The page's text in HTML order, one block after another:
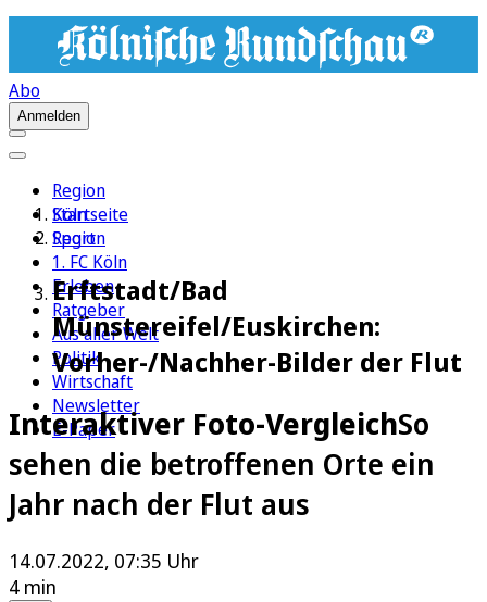
Abo
Anmelden
Region
Köln
Sport
1. FC Köln
Erleben
Ratgeber
Aus aller Welt
Politik
Wirtschaft
Newsletter
E-Paper
Startseite
Region
Erftstadt/Bad
Münstereifel/Euskirchen:
Vorher-/Nachher-Bilder der Flut
Interaktiver Foto-VergleichSo
sehen die betroffenen Orte ein
Jahr nach der Flut aus
14.07.2022, 07:35 Uhr
4 min